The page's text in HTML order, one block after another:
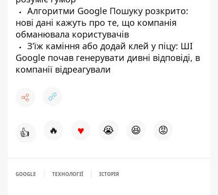
Алгоритми Google Пошуку розкрито:
нові дані кажуть про те, що компанія
обманювала користувачів
Зʼїж каміння або додай клей у піцу: ШІ
Google почав генерувати дивні відповіді, в
компанії відреагували
👍 🔥 ♥ 😭 😆 😡
GOOGLE ТЕХНОЛОГІЇ ІСТОРІЯ